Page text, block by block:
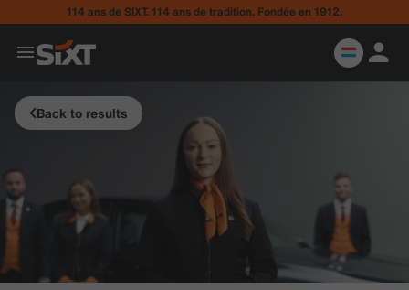
114 ans de SIXT. 114 ans de tradition. Fondée en 1912.
Back to results